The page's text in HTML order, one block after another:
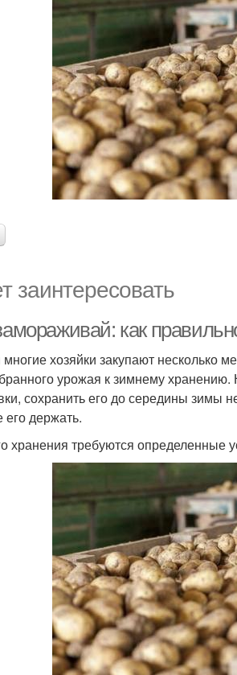
заинтересовать
как
хозяйки закупают несколько
урожая к зимнему
сохранить его до середины зимы
его держать.
хранения требуются